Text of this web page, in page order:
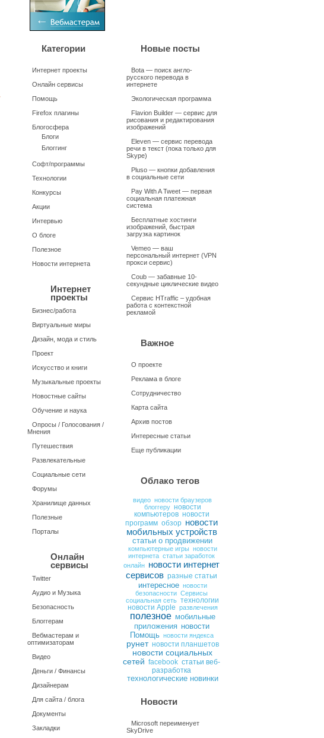
Категории
Интернет проекты
Онлайн сервисы
Помощь
Firefox плагины
Блогосфера
Блоги
Блоггинг
Софт/программы
Технологии
Конкурсы
Акции
Интервью
О блоге
Полезное
Новости интернета
Интернет
проекты
Бизнес/работа
Виртуальные миры
Дизайн, мода и стиль
Проект
Искусство и книги
Музыкальные проекты
Новостные сайты
Обучение и наука
Опросы / Голосования /
Мнения
Путешествия
Развлекательные
Социальные сети
Форумы
Хранилище данных
Полезные
Порталы
Онлайн
сервисы
Twitter
Аудио и Музыка
Безопасность
Блоггерам
Вебмастерам и
оптимизаторам
Видео
Деньги / Финансы
Дизайнерам
Для сайта / блога
Документы
Закладки
Новые посты
Bota — поиск англо-
русского перевода в
интернете
Экологическая программа
Flavion Builder — сервис для
рисования и редактирования
изображений
Eleven — сервис перевода
речи в текст (пока только для
Skype)
Pluso — кнопки добавления
в социальные сети
Pay With A Tweet — первая
социальная платежная
система
Бесплатные хостинги
изображений, быстрая
загрузка картинок
Vemeo — ваш
персональный интернет (VPN
прокси сервис)
Coub — забавные 10-
секундные циклические видео
Сервис HTraffic – удобная
работа с контекстной
рекламой
Важное
О проекте
Реклама в блоге
Сотрудничество
Карта сайта
Архив постов
Интересные статьи
Еще публикации
Облако тегов
видео новости браузеров
блоггеру новости
компьютеров новости
программ обзор новости
мобильных устройств
статьи о продвижении
компьютерные игры новости
интернета статьи заработок
онлайн новости интернет
сервисов разные статьи
интересное новости
безопасности Сервисы
социальная сеть технологии
новости Apple развлечения
полезное мобильные
приложения новости
Помощь новости яндекса
рунет новости планшетов
новости социальных
сетей facebook статьи веб-
разработка
технологические новинки
Новости
Microsoft переименует
SkyDrive